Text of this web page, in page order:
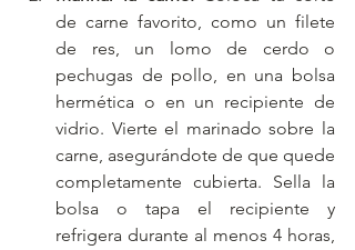
de carne favorito, como un filete
de res, un lomo de cerdo o
pechugas de pollo, en una bolsa
hermética o en un recipiente de
vidrio. Vierte el marinado sobre la
carne, asegurándote de que quede
completamente cubierta. Sella la
bolsa o tapa el recipiente y
refrigera durante al menos 4 horas,